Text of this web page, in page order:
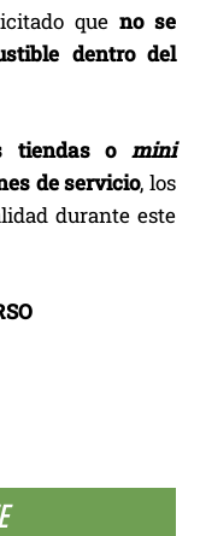
queno se
dentro del
tiendas o mini
de servicio, los
durante este